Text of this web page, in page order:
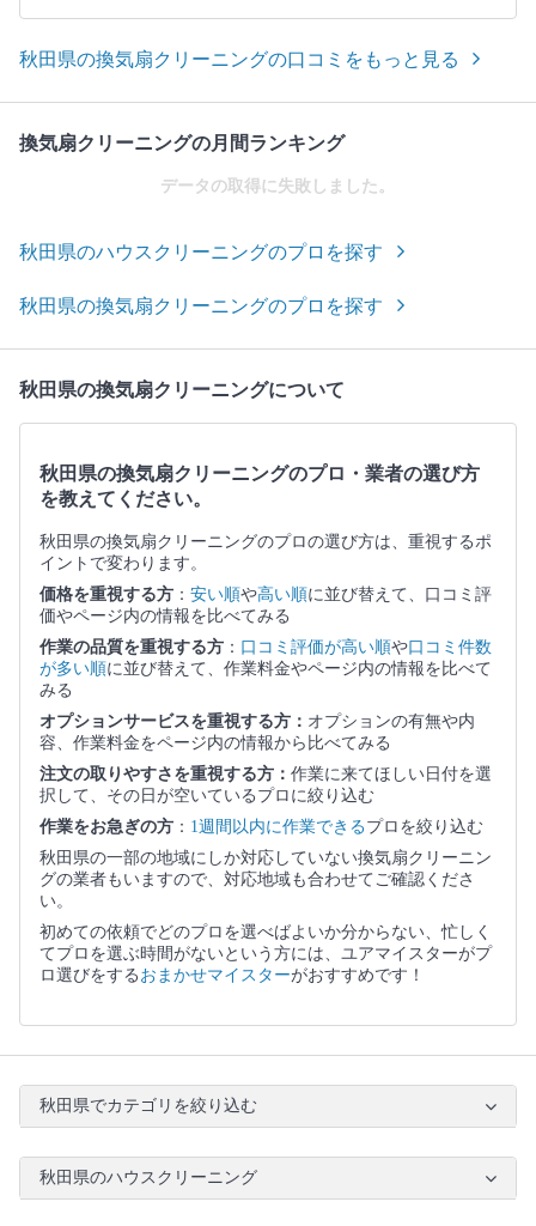
秋田県の換気扇クリーニングの口コミをもっと見る
換気扇クリーニングの月間ランキング
データの取得に失敗しました。
秋田県のハウスクリーニングのプロを探す
秋田県の換気扇クリーニングのプロを探す
秋田県の換気扇クリーニングについて
秋田県の換気扇クリーニングのプロ・業者の選び方
を教えてください。
秋田県の換気扇クリーニングのプロの選び方は、重視するポ
イントで変わります。
価格を重視する方 ： 安い順や高い順に並び替えて、口コミ評
価やページ内の情報を比べてみる
作業の品質を重視する方 ： 口コミ評価が高い順や口コミ件数
が多い順に並び替えて、作業料金やページ内の情報を比べて
みる
オプションサービスを重視する方： オプションの有無や内
容、作業料金をページ内の情報から比べてみる
注文の取りやすさを重視する方： 作業に来てほしい日付を選
択して、その日が空いているプロに絞り込む
作業をお急ぎの方 ： 1週間以内に作業できるプロを絞り込む
秋田県の一部の地域にしか対応していない換気扇クリーニン
グの業者もいますので、対応地域も合わせてご確認くださ
い。
初めての依頼でどのプロを選べばよいか分からない、忙しく
てプロを選ぶ時間がないという方には、ユアマイスターがプ
ロ選びをする おまかせマイスターがおすすめです！
秋田県でカテゴリを絞り込む
秋田県のハウスクリーニング